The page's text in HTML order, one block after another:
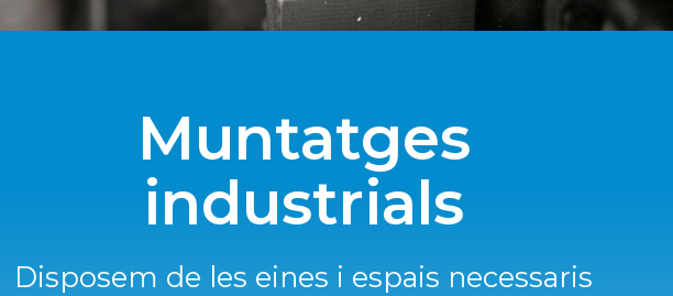
Muntatges
industrials
Disposem de les eines i espais necessaris